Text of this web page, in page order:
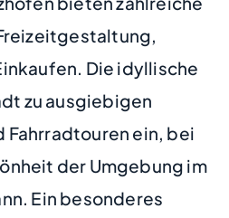
Die idyllische
zu ausgiebigen
Fahrradtouren ein, bei
der Umgebung im
Ein besonderes